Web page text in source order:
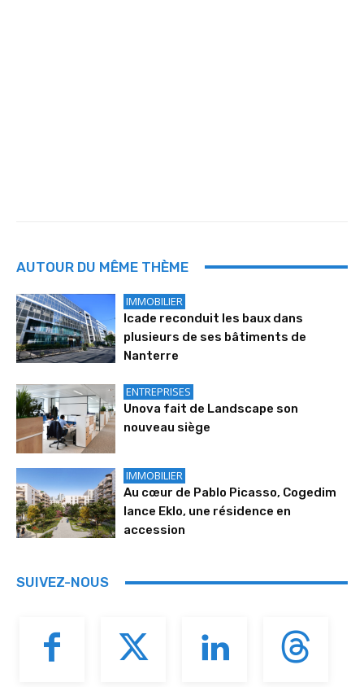
AUTOUR DU MÊME THÈME
IMMOBILIER
Icade reconduit les baux dans
plusieurs de ses bâtiments de
Nanterre
ENTREPRISES
Unova fait de Landscape son
nouveau siège
IMMOBILIER
Au cœur de Pablo Picasso, Cogedim
lance Eklo, une résidence en
accession
SUIVEZ-NOUS